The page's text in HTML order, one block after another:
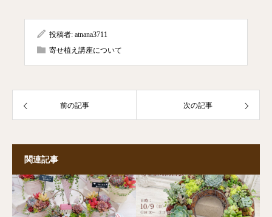
投稿者: atnana3711
寄せ植え講座について
前の記事 次の記事
関連記事